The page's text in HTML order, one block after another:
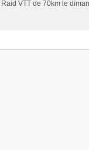
VTT de 70km le